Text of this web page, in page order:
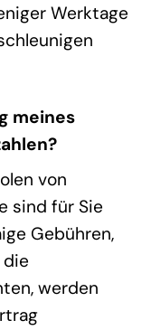
Werktage
meines
von
sind für Sie
Gebühren,
werden